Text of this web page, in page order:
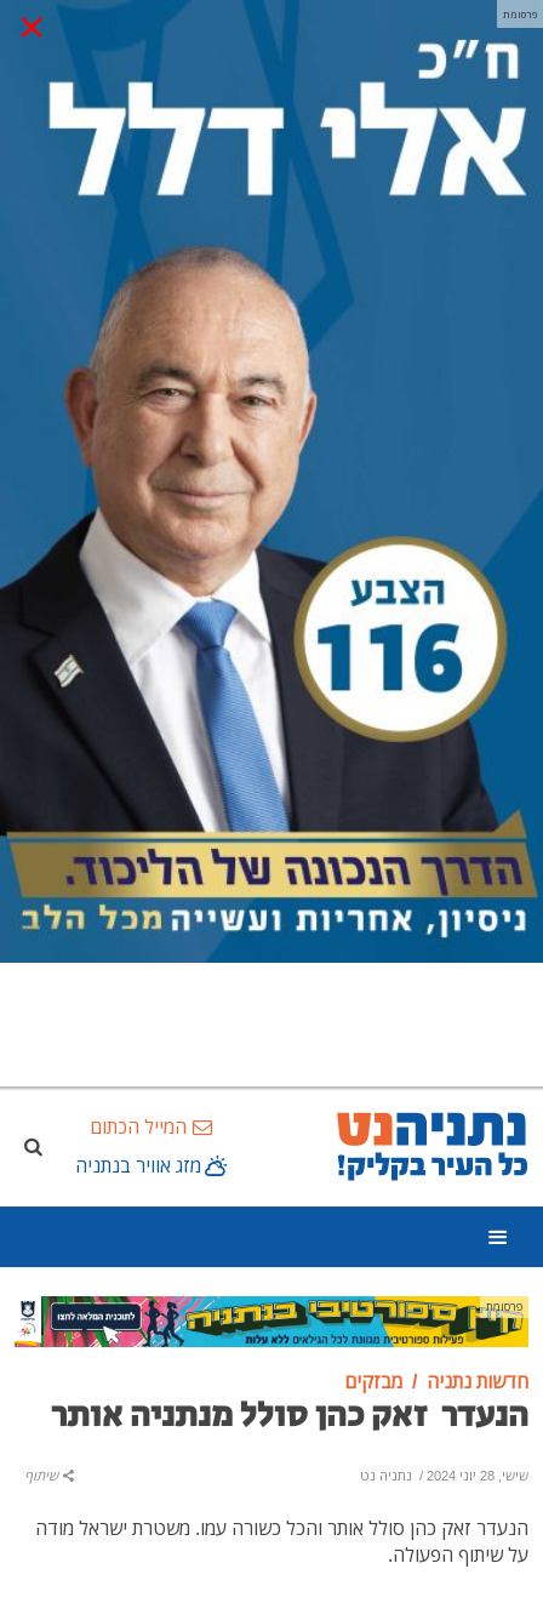
× פרסומת
המייל הכתום
מזג אוויר בנתניה
פרסומת
חדשות נתניה מבזקים
הנעדר זאק כהן סולל מנתניה אותר
שישי, 28 יוני 2024 / נתניה נט שיתוף
הנעדר זאק כהן סולל אותר והכל כשורה עמו. משטרת ישראל מודה
על שיתוף הפעולה.